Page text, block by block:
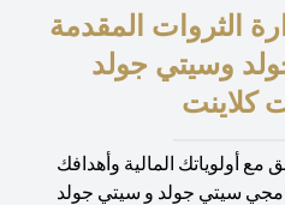
المقدمة
وسيتي جولد
المالية وأهدافك
سيتي جولد و سيتي جولد